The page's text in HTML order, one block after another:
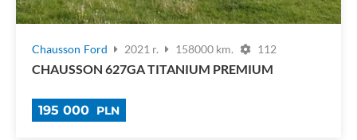
Chausson Ford 2021 r. 158000 km. 112
CHAUSSON 627GA TITANIUM PREMIUM
195 000 PLN